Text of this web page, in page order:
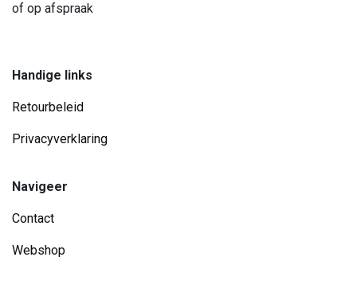
of op afspraak
Handige links
Retourbeleid
Privacyverklaring
Navigeer
Contact
Webshop